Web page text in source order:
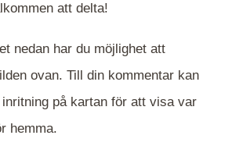
att delta!
nedan har du möjlighet att
ovan. Till din kommentar kan
på kartan för att visa var
hemma.